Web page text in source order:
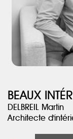
BEAUX
DELBREIL Martin
Architecte